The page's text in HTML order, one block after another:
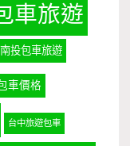
車旅遊
南投包車旅遊
車價格
台中旅遊包車